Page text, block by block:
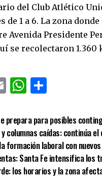
del Club Atlético
1 a 6. La zona
Presidente
se recolectaron 1.360
EmailWhatsApp
prepara para posibles
columnas caídas: continúa
formación laboral con
Santa Fe intensifica los
los horarios y la zona